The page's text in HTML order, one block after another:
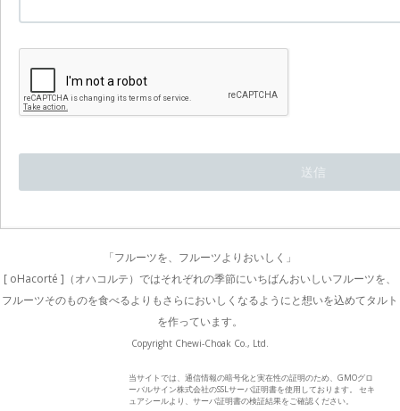
「フルーツを、フルーツよりおいしく」
[ oHacorté ]（オハコルテ）ではそれぞれの季節にいちばんおいしいフルーツを、
フルーツそのものを食べるよりもさらにおいしくなるようにと想いを込めてタルト
を作っています。
Copyright Chewi-Choak Co., Ltd.
当サイトでは、通信情報の暗号化と実在性の証明のため、GMOグロ
ーバルサイン株式会社のSSLサーバ証明書を使用しております。 セキ
ュアシールより、サーバ証明書の検証結果をご確認ください。